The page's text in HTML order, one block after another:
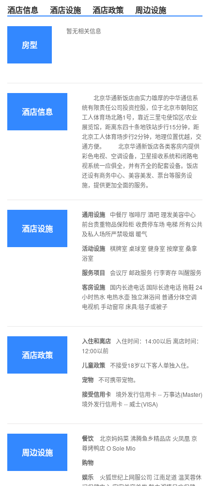
酒店信息 酒店设施 酒店政策 周边设施
房型
暂无相关信息
酒店信息
北京华通新饭店由实力雄厚的中华通信系
统有限责任公司投资控股，位于北京市朝阳区
工人体育场北路1号，靠近三里屯使馆区/农业
展览馆，距离东四十条地铁站步行15分钟，距
北京工人体育场步行2分钟，地理位置优越，交
通方便。 北京华通新饭店各类客房内提供
彩色电视、空调设备，卫星接收系统和闭路电
视系统一应俱全，并有齐全的配套设备。饭店
还设有商务中心、美容美发、票台等服务设
施，提供更加全面的服务。
酒店设施
通用设施
中餐厅 咖啡厅 酒吧 理发美容中心
前台贵重物品保险柜 收费停车场 电梯 所有公共
及私人场所严禁吸烟 暖气
活动设施 棋牌室 桌球室 健身室 按摩室 桑拿
浴室
服务项目 会议厅 邮政服务 行李寄存 叫醒服务
客房设施
国内长途电话 国际长途电话 拖鞋 24
小时热水 电热水壶 独立淋浴间 普通分体空调
电视机 手动窗帘 床具:毯子或被子
酒店政策
入住和离店
入住时间：14:00以后 离店时间：
12:00以前
儿童政策 不接受18岁以下客人单独入住。
宠物 不可携带宠物。
接受信用卡 境外发行信用卡 -- 万事达(Master)
境外发行信用卡 -- 威士(VISA)
周边设施
餐饮
北京妈妈菜 沸腾鱼乡精品店 火凤凰 京
尊烤鸭店 O Sole Mio
购物
娱乐
火狐世纪上网服公司 江南足道 温芙蓉休